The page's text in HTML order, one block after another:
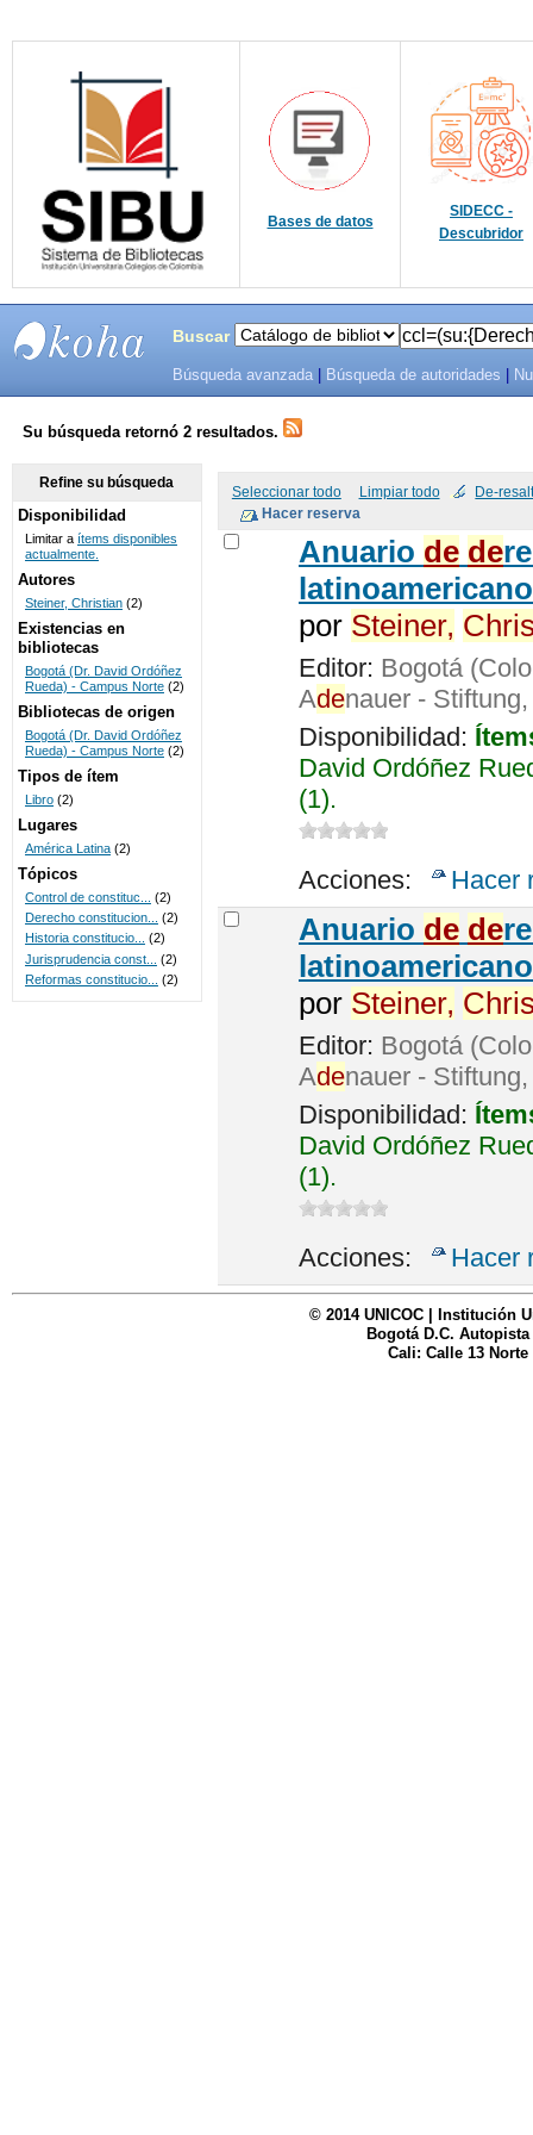
Bases de datos
SIDECC -
Descubridor
SISTEMAS
DE
BIBLIOTECAS
UNICOC
Buscar
Búsqueda avanzada Búsqueda de autoridades
Su búsqueda retornó 2 resultados.
Seleccionar todo Limpiar todo De-
Anuario de de
por Steiner,
Editor: Bogotá
Adenauer -
Disponibilidad:
David Ordóñez
(1).
Acciones: Hacer
Anuario de de
por Steiner,
Editor: Bogotá
Adenauer -
Disponibilidad:
David Ordóñez
(1).
Acciones: Hacer
Refine su búsqueda
Disponibilidad
Limitar a ítems disponibles
actualmente.
Autores
Steiner, Christian (2)
Existencias en
bibliotecas
Bogotá (Dr. David Ordóñez
Rueda) - Campus Norte (2)
Bibliotecas de origen
Bogotá (Dr. David Ordóñez
Rueda) - Campus Norte (2)
Tipos de ítem
Libro (2)
Lugares
América Latina (2)
Tópicos
Control de constituc...
(2)
Derecho constitucion...
(2)
Historia constitucio... (2)
Jurisprudencia const...
(2)
Reformas constitucio...
(2)
© 2014 UNICOC | Institución
Bogotá D.C. Autopista
Cali: Calle 13 Norte